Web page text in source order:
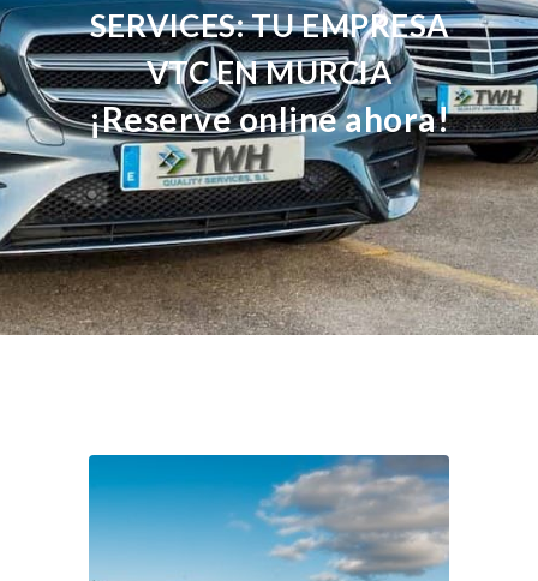
SERVICES: TU EMPRESA
VTC EN MURCIA
¡Reserve online ahora!